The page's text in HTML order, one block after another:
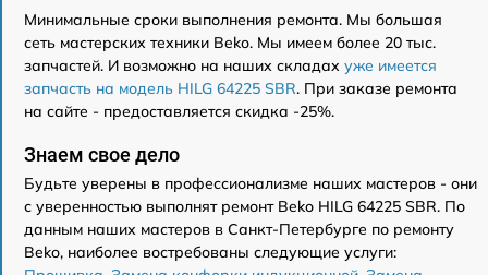
Минимальные сроки выполнения ремонта. Мы большая
сеть мастерских техники Beko. Мы имеем более 20 тыс.
запчастей. И возможно на наших складах уже имеется
запчасть на модель HILG 64225 SBR. При заказе ремонта
на сайте - предоставляется скидка -25%.
Знаем свое дело
Будьте уверены в профессионализме наших мастеров - они
с уверенностью выполнят ремонт Beko HILG 64225 SBR. По
данным наших мастеров в Санкт-Петербурге по ремонту
Beko, наиболее востребованы следующие услуги: